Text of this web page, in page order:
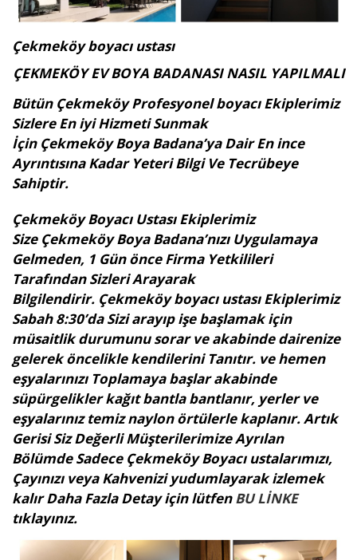
Çekmeköy boyacı ustası
ÇEKMEKÖY EV BOYA BADANASI NASIL YAPILMALI
Bütün Çekmeköy Profesyonel boyacı Ekiplerimiz
Sizlere En iyi Hizmeti Sunmak
İçin Çekmeköy Boya Badana’ya Dair En ince
Ayrıntısına Kadar Yeteri Bilgi Ve Tecrübeye
Sahiptir.
Çekmeköy Boyacı Ustası Ekiplerimiz
Size Çekmeköy Boya Badana’nızı Uygulamaya
Gelmeden, 1 Gün önce Firma Yetkilileri
Tarafından Sizleri Arayarak
Bilgilendirir. Çekmeköy boyacı ustası Ekiplerimiz
Sabah 8:30’da Sizi arayıp işe başlamak için
müsaitlik durumunu sorar ve akabinde dairenize
gelerek öncelikle kendilerini Tanıtır. ve hemen
eşyalarınızı Toplamaya başlar akabinde
süpürgelikler kağıt bantla bantlanır, yerler ve
eşyalarınız temiz naylon örtülerle kaplanır. Artık
Gerisi Siz Değerli Müşterilerimize Ayrılan
Bölümde Sadece Çekmeköy Boyacı ustalarımızı,
Çayınızı veya Kahvenizi yudumlayarak izlemek
kalır Daha Fazla Detay için lütfenBU LİNKE
tıklayınız.